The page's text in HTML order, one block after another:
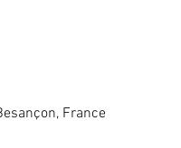
France